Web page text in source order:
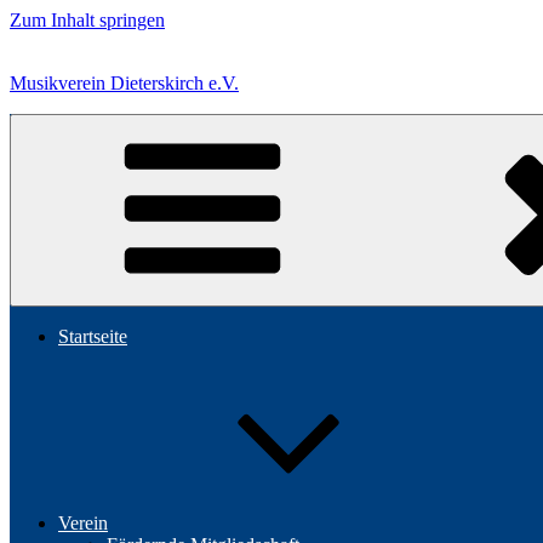
Zum Inhalt springen
Musikverein Dieterskirch e.V.
Startseite
Verein